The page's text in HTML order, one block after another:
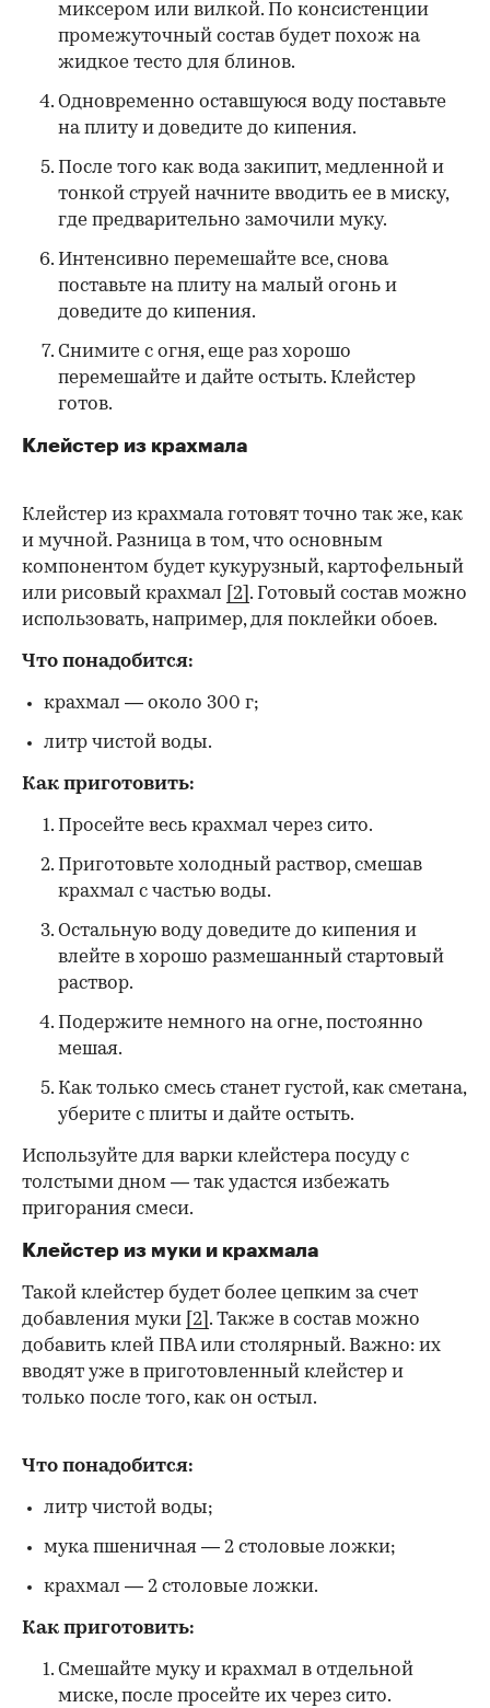
миксером или вилкой. По консистенции
промежуточный состав будет похож на
жидкое тесто для блинов.
Одновременно оставшуюся воду поставьте
на плиту и доведите до кипения.
После того как вода закипит, медленной и
тонкой струей начните вводить ее в миску,
где предварительно замочили муку.
Интенсивно перемешайте все, снова
поставьте на плиту на малый огонь и
доведите до кипения.
Снимите с огня, еще раз хорошо
перемешайте и дайте остыть. Клейстер
готов.
Клейстер из крахмала
Клейстер из крахмала готовят точно так же, как
и мучной. Разница в том, что основным
компонентом будет кукурузный, картофельный
или рисовый крахмал
[2] . Готовый состав можно
использовать, например, для поклейки обоев.
Что понадобится:
крахмал — около 300 г;
литр чистой воды.
Как приготовить:
Просейте весь крахмал через сито.
Приготовьте холодный раствор, смешав
крахмал с частью воды.
Остальную воду доведите до кипения и
влейте в хорошо размешанный стартовый
раствор.
Подержите немного на огне, постоянно
мешая.
Как только смесь станет густой, как сметана,
уберите с плиты и дайте остыть.
Используйте для варки клейстера посуду с
толстыми дном — так удастся избежать
пригорания смеси.
Клейстер из муки и крахмала
Такой клейстер будет более цепким за счет
добавления муки [2] . Также в состав можно
добавить клей ПВА или столярный. Важно: их
вводят уже в приготовленный клейстер и
только после того, как он остыл.
Что понадобится:
литр чистой воды;
мука пшеничная — 2 столовые ложки;
крахмал — 2 столовые ложки.
Как приготовить:
Смешайте муку и крахмал в отдельной
миске, после просейте их через сито.